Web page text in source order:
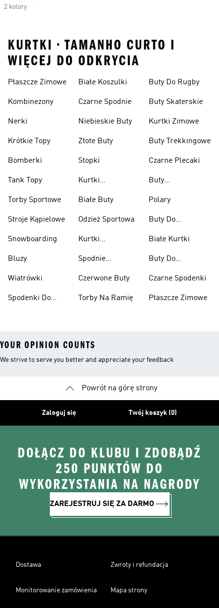
2 kolory
KURTKI • TAMANHO CURTO I
WIĘCEJ DO ODKRYCIA
Płaszcze Zimowe
Kombinezony
Nerki
Krótkie Topy
Bomberki
Tank Topy
Torby Sportowe
Stroje Kąpielowe
Snowboarding
Bluzy
Wiatrówki
Spodenki Do
Białe Koszulki
Czarne Spodnie
Niebieskie Buty
Złote Buty
Stopki
Kurtki
Białe Buty
Odzież Sportowa
Kurtki
Spodnie
Czerwone Buty
Torby Na Ramię
Buty Do Rugby
Buty Skaterskie
Kurtki Zimowe
Buty Trekkingowe
Czarne Plecaki
Buty
Polary
Buty Do
Ciężarów
Białe Kurtki
Buty Do
Czarne Spodenki
Płaszcze Zimowe
YOUR OPINION COUNTS
We strive to serve you better and appreciate your feedback
Powrót na górę strony
Zaloguj się Twój koszyk (0)
DOŁĄCZ DO KLUBU I ZDOBĄDŹ
250 PUNKTÓW DO
WYKORZYSTANIA NA NAGRODY
ZAREJESTRUJ SIĘ ZA DARMO
Dostawa Zwroty i refundacja
Monitorowanie zamówienia Mapa strony